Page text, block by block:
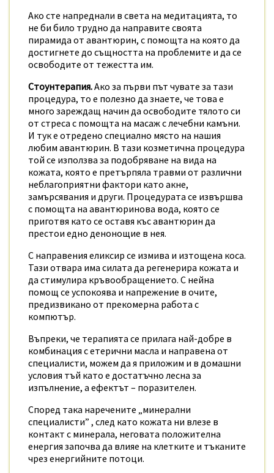
Ако сте напреднали в света на медитацията, то
не би било трудно да направите своята
пирамида от авантюрин, с помощта на която да
достигнете до същността на проблемите и да се
освободите от тежестта им.
Стоунтерапия.Ако за първи път чувате за тази
процедура, то е полезно да знаете, че това е
много зареждащ начин да освободите тялото си
от стреса с помощта на масаж с лечебни камъни.
И тук е отредено специално място на нашия
любим авантюрин. В тази козметична процедура
той се използва за подобряване на вида на
кожата, която е претърпяла травми от различни
неблагоприятни фактори като акне,
замърсявания и други. Процедурата се извършва
с помощта на авантюринова вода, която се
приготвя като се оставя къс авантюрин да
престои едно денонощие в нея.
С направения еликсир се измива и изтощена коса.
Тази отвара има силата да регенерира кожата и
да стимулира кръвообращението. С нейна
помощ се успокоява и напрежение в очите,
предизвикано от прекомерна работа с
компютър.
Въпреки, че терапията се прилага най-добре в
комбинация с етерични масла и направена от
специалисти, можем да я приложим и в домашни
условия тъй като е достатъчно лесна за
изпълнение, а ефектът – поразителен.
Според така наречените „минерални
специалисти” , след като кожата ни влезе в
контакт с минерала, неговата положителна
енергия започва да влияе на клетките и тъканите
чрез енергийните потоци.